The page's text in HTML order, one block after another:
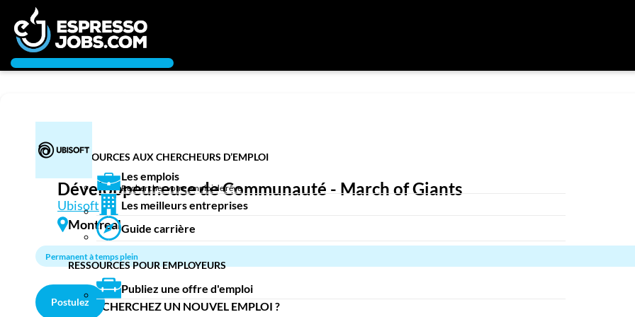
RESSOURCES AUX CHERCHEURS D’EMPLOI
Les emplois
Rechercher votre emploi de rêve
Les meilleurs entreprises
Guide carrière
RESSOURCES POUR EMPLOYEURS
Publiez une offre d'emploi
VOUS CHERCHEZ UN NOUVEL EMPLOI ?
Connexion
Emplois
Recherchez un emploi
Compagnies
Ma boîte à outils
Conseils carrière
Nos chroniques
Inscrivez-vous à l'infolettre
Employeurs
Publiez une offre d'emploi
Développeur.euse de Communauté - March of Giants
Ubisoft
Montreal
Permanent à temps plein
Postulez